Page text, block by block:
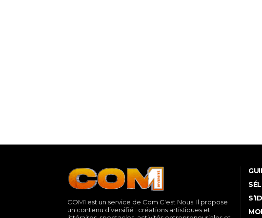
COM1 est un service de Com C'est Nous. Il propose
un contenu diversifié : créations artistiques et